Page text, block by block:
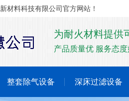
材料科技有限公司官方网站！
为耐火材料提供
产品质量优 服务态度
整套除气设备 深床过滤设备